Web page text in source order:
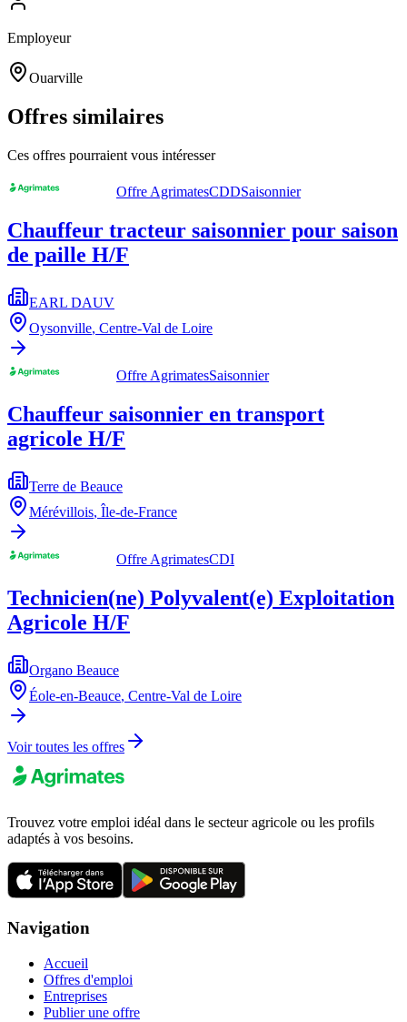
Employeur
Ouarville
Offres similaires
Ces offres pourraient vous intéresser
Offre AgrimatesCDDSaisonnier
Chauffeur tracteur saisonnier pour saison
de paille H/F
EARL DAUV
Oysonville, Centre-Val de Loire
Offre AgrimatesSaisonnier
Chauffeur saisonnier en transport
agricole H/F
Terre de Beauce
Mérévillois, Île-de-France
Offre AgrimatesCDI
Technicien(ne) Polyvalent(e) Exploitation
Agricole H/F
Organo Beauce
Éole-en-Beauce, Centre-Val de Loire
Voir toutes les offres
Trouvez votre emploi idéal dans le secteur agricole ou les profils
adaptés à vos besoins.
Navigation
Accueil
Offres d'emploi
Entreprises
Publier une offre